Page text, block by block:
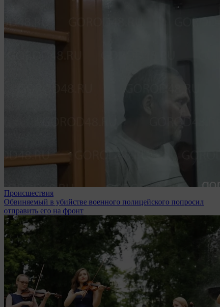
Происшествия
Обвиняемый в убийстве военного полицейского попросил
отправить его на фронт